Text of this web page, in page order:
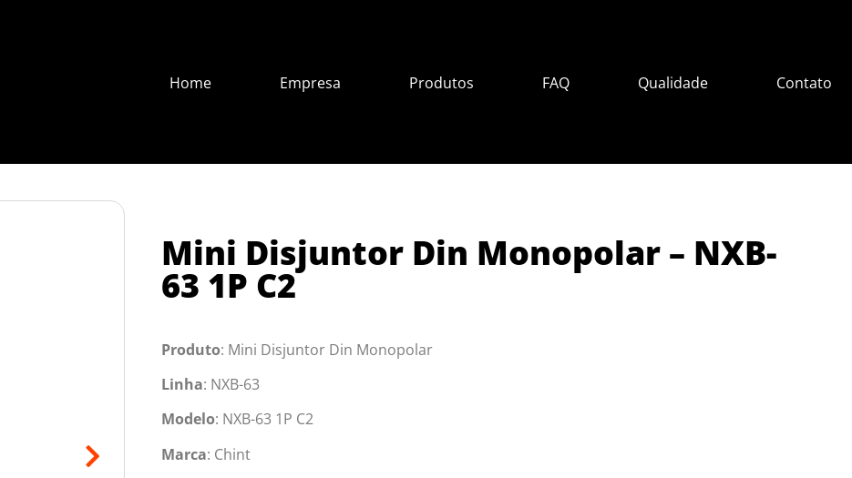
Home Empresa Produtos FAQ Qualidade Contato
Mini Disjuntor Din Monopolar – NXB-
63 1P C2
Produto: Mini Disjuntor Din Monopolar
Linha: NXB-63
Modelo: NXB-63 1P C2
Marca: Chint